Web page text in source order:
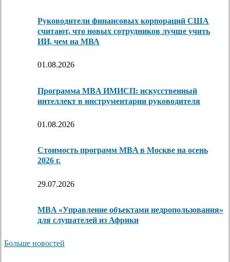
Руководители финансовых корпораций США
считают, что новых сотрудников лучше учить
ИИ, чем на МВА
01.08.2026
Программа MBA ИМИСП: искусственный
интеллект в инструментарии руководителя
01.08.2026
Стоимость программ MBA в Москве на осень
2026 г.
29.07.2026
MBA «Управление объектами недропользования»
для слушателей из Африки
Больше новостей